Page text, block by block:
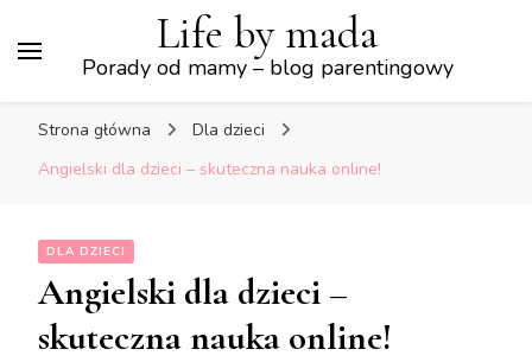
Life by mada
Porady od mamy – blog parentingowy
Strona główna
Dla dzieci
Angielski dla dzieci – skuteczna nauka online!
DLA DZIECI
Angielski dla dzieci –
skuteczna nauka online!